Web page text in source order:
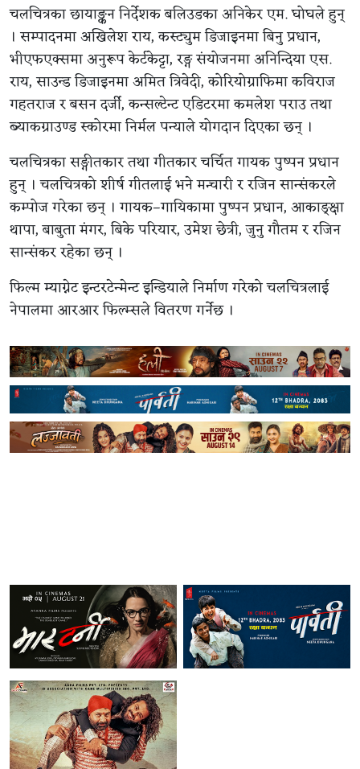
चलचित्रका छायाङ्कन निर्देशक बलिउडका अनिकेर एम. घोघले हुन्
। सम्पादनमा अखिलेश राय, कस्ट्युम डिजाइनमा बिनु प्रधान,
भीएफएक्समा अनुरूप केर्टकेट्टा, रङ्ग संयोजनमा अनिन्दिया एस.
राय, साउन्ड डिजाइनमा अमित त्रिवेदी, कोरियोग्राफिमा कविराज
गहतराज र बसन दर्जी, कन्सल्टेन्ट एडिटरमा कमलेश पराउ तथा
ब्याकग्राउण्ड स्कोरमा निर्मल पन्याले योगदान दिएका छन् ।
चलचित्रका सङ्गीतकार तथा गीतकार चर्चित गायक पुष्पन प्रधान
हुन् । चलचित्रको शीर्ष गीतलाई भने मन्चारी र रजिन सान्संकरले
कम्पोज गरेका छन् । गायक–गायिकामा पुष्पन प्रधान, आकाङ्क्षा
थापा, बाबुता मंगर, बिके परियार, उमेश छेत्री, जुनु गौतम र रजिन
सान्संकर रहेका छन् ।
फिल्म म्याग्नेट इन्टरटेन्मेन्ट इन्डियाले निर्माण गरेको चलचित्रलाई
नेपालमा आरआर फिल्म्सले वितरण गर्नेछ ।